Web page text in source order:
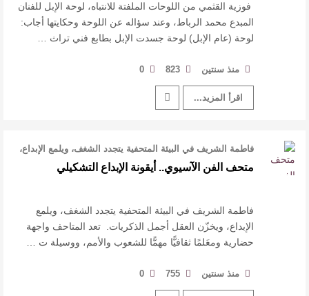
فوزية القثمي من اللوحات الملفتة للانتباه، لوحة الإبل للفنان
المبدع محمد الرباط، وعند سؤاله عن اللوحة وحكايتها أجاب:
لوحة (عام الإبل) لوحة جسدت الإبل بطابع فني تراث …
منذ سنتين 823
0
اقرأ المزيد...
فاطمة الشريف في البيئة المتحفية يتجدد الشغف، ويلمع الإبداع،
ويخزّن العقل أجمل ال …
متحف الفن الآسيوي.. أيقونة الإبداع التشكيلي
فاطمة الشريف في البيئة المتحفية يتجدد الشغف، ويلمع
الإبداع، ويخزّن العقل أجمل الذكريات. تعد المتاحف واجهة
حضارية ومعَلمًا ثقافيًّا مهمًّا للشعوب والأمم، ووسيلة ت …
منذ سنتين 755
0